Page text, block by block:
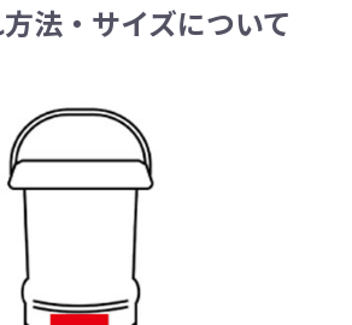
法・サイズについて